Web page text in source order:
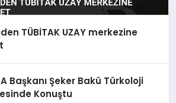
TÜBİTAK UZAY merkezine
Başkanı Şeker Bakü Türkoloji
Konuştu